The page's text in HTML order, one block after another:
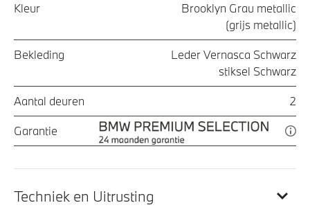
Kleur
Brooklyn Grau metallic
(grijs metallic)
Bekleding
Leder Vernasca Schwarz
stiksel Schwarz
Aantal deuren 2
Garantie
Techniek en Uitrusting